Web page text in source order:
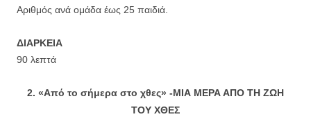
Αριθμός ανά ομάδα έως 25 παιδιά.
ΔΙΑΡΚΕΙΑ
90 λεπτά
2. «Από το σήμερα στο χθες» -ΜΙΑ ΜΕΡΑ ΑΠΟ ΤΗ ΖΩΗ
ΤΟΥ ΧΘΕΣ